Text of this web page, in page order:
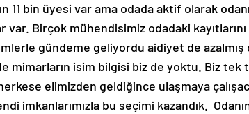
11 bin üyesi var ama odada aktif olarak
var. Birçok mühendisimiz odadaki
gündeme geliyordu aidiyet de azalmış
mimarların isim bilgisi biz de yoktu. Biz
elimizden geldiğince ulaşmaya
imkanlarımızla bu seçimi kazandık.